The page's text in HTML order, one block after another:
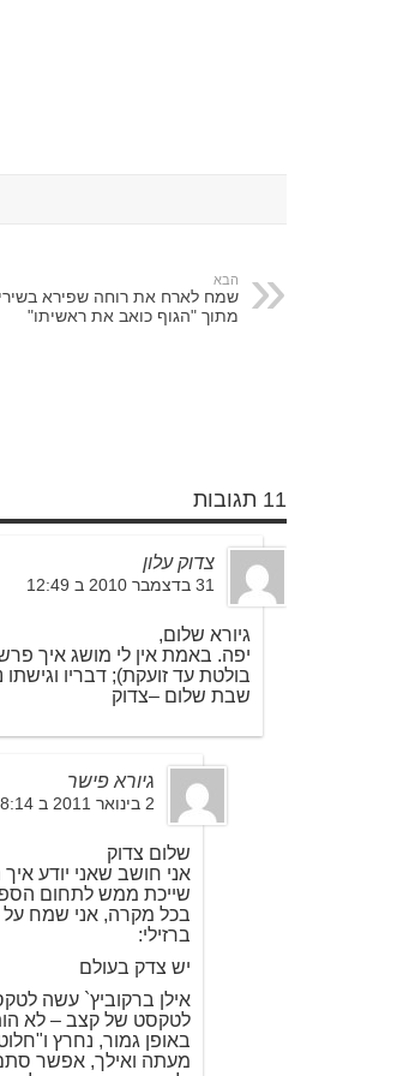
הבא
שמח לארח את רוחה שפירא
מתוך "הגוף כואב את ראשיתו"
11 תגובות
צדוק עלון
31 בדצמבר 2010 ב 12:49
גיורא שלום,
יפה. באמת אין לי מושג איך
בולטת עד זועקת); דבריו
שבת שלום –צדוק
גיורא פישר
2 בינואר 2011 ב 18:14
שלום צדוק
אני חושב שאני יודע
שייכת ממש לתחום
בכל מקרה, אני שמח על
ברזילי:
יש צדק בעולם
אילן ברקוביץ` עשה
לטקסט של קצב – לא
באופן גמור, נחרץ
מעתה ואילך, אפשר